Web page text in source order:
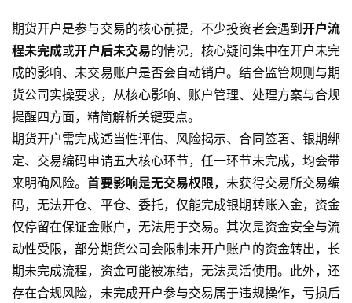
期货开户是参与交易的核心前提，不少投资者会遇到 开户流
程未完成或开户后未交易的情况，核心疑问集中在开户未完
成的影响、未交易账户是否会自动销户。结合监管规则与期
货公司实操要求，从核心影响、账户管理、处理方案与合规
提醒四方面，精简解析关键要点。
期货开户需完成适当性评估、风险揭示、合同签署、银期绑
定、交易编码申请五大核心环节，任一环节未完成，均会带
来明确风险。首要影响是无交易权限，未获得交易所交易编
码，无法开仓、平仓、委托，仅能完成银期转账入金，资金
仅停留在保证金账户，无法用于交易。其次是资金安全与流
动性受限，部分期货公司会限制未开户账户的资金转出，长
期未完成流程，资金可能被冻结，无法灵活使用。此外，还
存在合规风险，未完成开户参与交易属于违规操作，亏损后